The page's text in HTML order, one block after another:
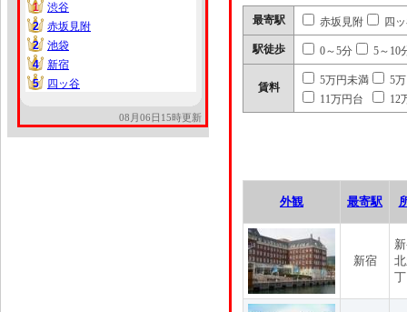
1
1
渋谷
2
2
赤坂見附
2
2
池袋
4
4
新宿
5
5 四ッ谷
08月06日15時更新
最寄駅 赤坂見附 四
駅徒歩 0～5分 5～10
賃料
5万円未満
5
11万円台
12
外観 最寄駅
新宿